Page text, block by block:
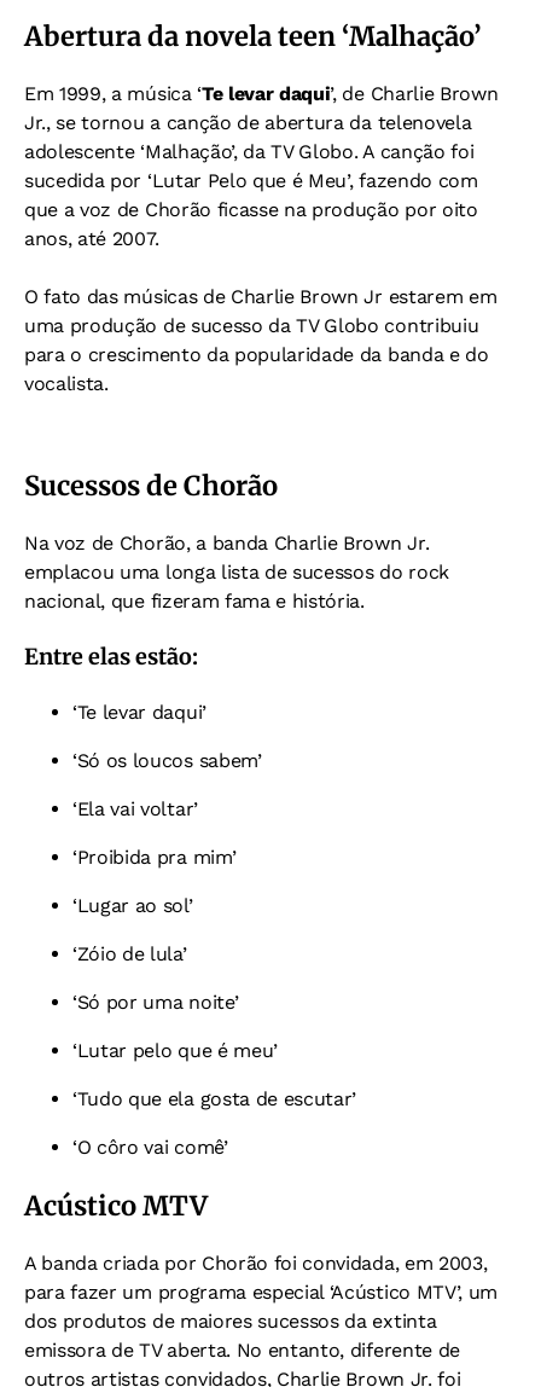
Abertura da novela teen ‘Malhação’
Em 1999, a música ‘Te levar daqui’, de Charlie Brown
Jr., se tornou a canção de abertura da telenovela
adolescente ‘Malhação’, da TV Globo. A canção foi
sucedida por ‘Lutar Pelo que é Meu’, fazendo com
que a voz de Chorão ficasse na produção por oito
anos, até 2007.
O fato das músicas de Charlie Brown Jr estarem em
uma produção de sucesso da TV Globo contribuiu
para o crescimento da popularidade da banda e do
vocalista.
Sucessos de Chorão
Na voz de Chorão, a banda Charlie Brown Jr.
emplacou uma longa lista de sucessos do rock
nacional, que fizeram fama e história.
Entre elas estão:
‘Te levar daqui’
‘Só os loucos sabem’
‘Ela vai voltar’
‘Proibida pra mim’
‘Lugar ao sol’
‘Zóio de lula’
‘Só por uma noite’
‘Lutar pelo que é meu’
‘Tudo que ela gosta de escutar’
‘O côro vai comê’
Acústico MTV
A banda criada por Chorão foi convidada, em 2003,
para fazer um programa especial ‘Acústico MTV’, um
dos produtos de maiores sucessos da extinta
emissora de TV aberta. No entanto, diferente de
outros artistas convidados, Charlie Brown Jr. foi